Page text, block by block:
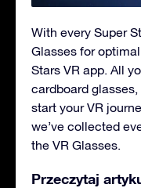
With every Super
Glasses for
Stars VR app. All
cardboard
start your VR
we’ve collected
the VR Glasses.
Przeczytaj